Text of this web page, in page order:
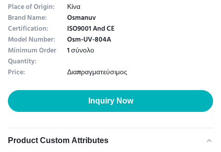
Place of Origin:
Κίνα
Brand Name: Osmanuv
Certification: ISO9001 And CE
Model Number: Osm-UV-804A
Minimum Order
Quantity:
1 σύνολο
Price:
Διαπραγματεύσιμος
Inquiry Now
Product Custom Attributes